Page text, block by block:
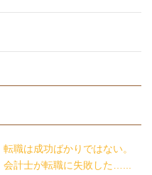
転職は成功ばかりではない。
会計士が転職に失敗した…...